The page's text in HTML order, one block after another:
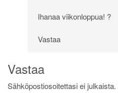
Ihanaa viikonloppua! ?
Vastaa
Vastaa
Sähköpostiosoitettasi ei julkaista.